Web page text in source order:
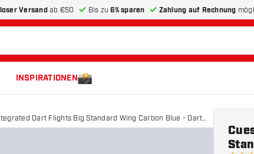
Versandab €50 Bis zu6% sparen Zahlung auf Rechnung
INSPIRATIONEN
Dart Flights Big Standard Wing Carbon Blue - Dart